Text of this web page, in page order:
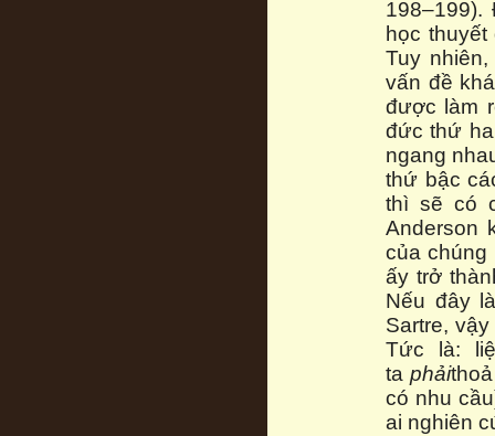
học
Tuy
vấn đề
được làm
đức thứ
ngang
thứ bậc
thì sẽ có
Anderson
của chúng
ấy trở
Nếu đây
Sartre,
Tức là:
taphải
có nhu
ai nghiên